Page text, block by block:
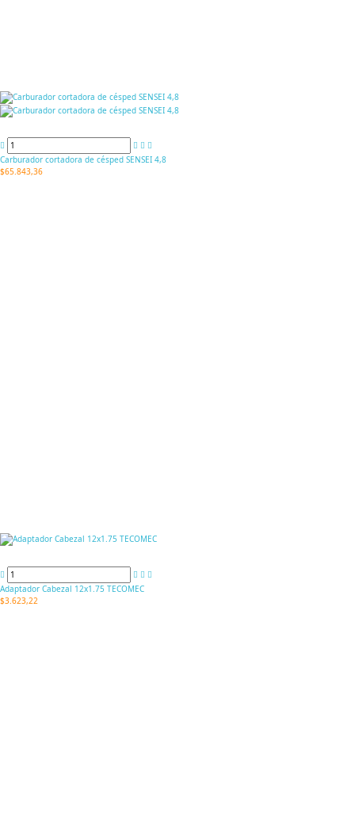
Carburador cortadora de césped SENSEI 4,8
$65.843,36
Adaptador Cabezal 12x1.75 TECOMEC
$3.623,22